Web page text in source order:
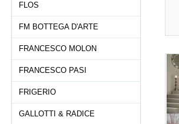
FLOS
FM BOTTEGA D'ARTE
FRANCESCO MOLON
FRANCESCO PASI
FRIGERIO
GALLOTTI & RADICE